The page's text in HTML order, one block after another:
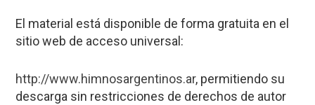
El material está disponible de forma gratuita en el
sitio web de acceso universal:
http://www.himnosargentinos.ar, permitiendo su
descarga sin restricciones de derechos de autor